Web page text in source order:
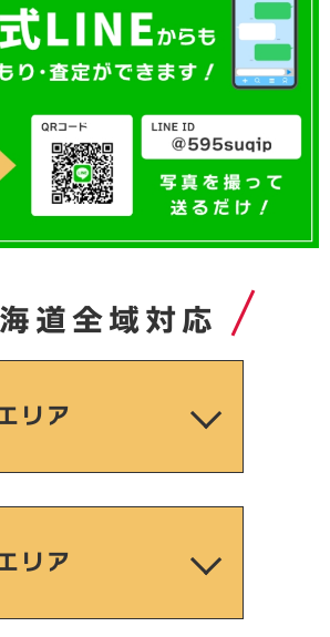
海道全域対応
リア
リア